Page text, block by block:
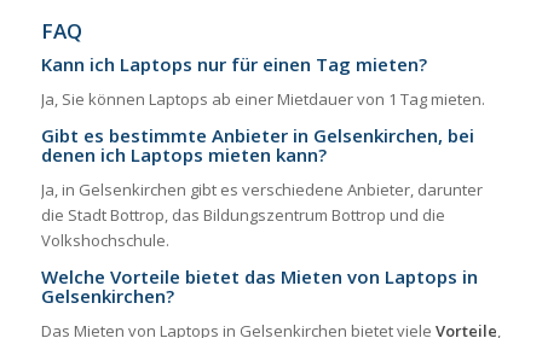
FAQ
Kann ich Laptops nur für einen Tag mieten?
Ja, Sie können Laptops ab einer Mietdauer von 1 Tag mieten.
Gibt es bestimmte Anbieter in Gelsenkirchen, bei
denen ich Laptops mieten kann?
Ja, in Gelsenkirchen gibt es verschiedene Anbieter, darunter
die Stadt Bottrop, das Bildungszentrum Bottrop und die
Volkshochschule.
Welche Vorteile bietet das Mieten von Laptops in
Gelsenkirchen?
Das Mieten von Laptops in Gelsenkirchen bietet viele Vorteile,